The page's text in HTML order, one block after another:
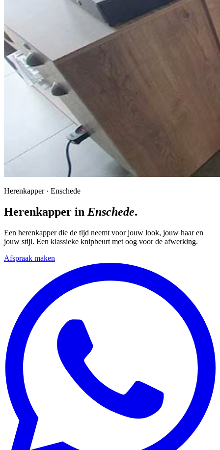
Herenkapper · Enschede
Herenkapper in Enschede.
Een herenkapper die de tijd neemt voor jouw look, jouw haar en
jouw stijl. Een klassieke knipbeurt met oog voor de afwerking.
Afspraak maken